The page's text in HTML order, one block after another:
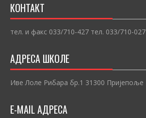
КОНТАКТ
тел. и факс 033/710-427 тел. 033/710-027
АДРЕСА ШКОЛЕ
Иве Лоле Рибара бр.1 31300 Пријепоље
E-MAIL АДРЕСА